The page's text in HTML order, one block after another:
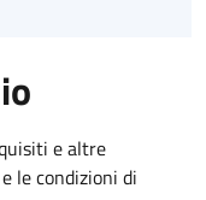
e altre
le condizioni di